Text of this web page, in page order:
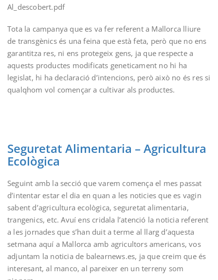
Al_descobert.pdf
Tota la campanya que es va fer referent a Mallorca lliure
de transgènics és una feina que està feta, però que no ens
garantitza res, ni ens protegeix gens, ja que respecte a
aquests productes modificats geneticament no hi ha
legislat, hi ha declaració d’intencions, però això no és res si
qualqhom vol començar a cultivar als productes.
Seguretat Alimentaria – Agricultura
Ecològica
Seguint amb la secció que varem comença el mes passat
d’intentar estar el dia en quan a les noticies que es vagin
sabent d’agricultura ecològica, seguretat alimentaria,
trangenics, etc. Avuí ens cridala l’atenció la noticia referent
a les jornades que s’han duit a terme al llarg d’aquesta
setmana aquí a Mallorca amb agricultors americans, vos
adjuntam la noticia de balearnews.es, ja que creim que és
interesant, al manco, al pareixer en un terreny som